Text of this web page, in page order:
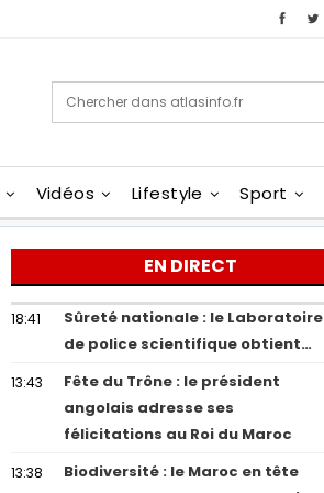
Vidéos Lifestyle Sport
EN DIRECT
18:41
Sûreté nationale : le Laboratoire
de police scientifique obtient…
13:43
Fête du Trône : le président
angolais adresse ses
félicitations au Roi du Maroc
13:38
Biodiversité : le Maroc en tête